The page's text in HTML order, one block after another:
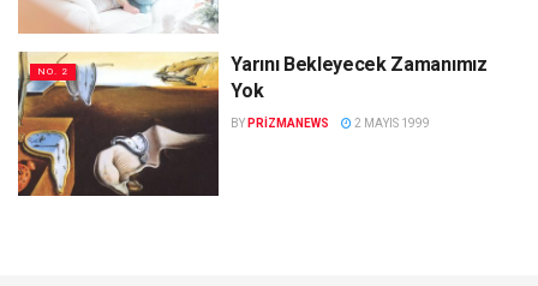
NO. 2
Yarını Bekleyecek Zamanımız
Yok
BY PRIZMANEWS 2 MAYIS 1999